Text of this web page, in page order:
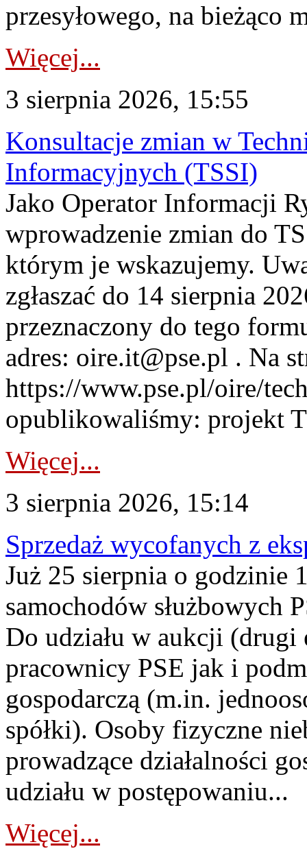
przesyłowego, na bieżąco
Więcej...
3 sierpnia 2026, 15:55
Konsultacje zmian w
Informacyjnych (TSSI)
Jako Operator Informacji
wprowadzenie zmian do
którym je wskazujemy.
zgłaszać do 14 sierpnia
przeznaczony do tego
adres: oire.it@pse.pl . Na
https://www.pse.pl/oire/
opublikowaliśmy: projekt
Więcej...
3 sierpnia 2026, 15:14
Sprzedaż wycofanych z
Już 25 sierpnia o godzinie
samochodów służbowych
Do udziału w aukcji (drugi
pracownicy PSE jak i
gospodarczą (m.in.
spółki). Osoby fizyczne
prowadzące działalności
udziału w postępowaniu...
Więcej...